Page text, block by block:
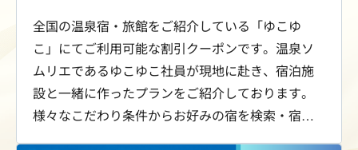
全国の温泉宿・旅館をご紹介している「ゆこゆ
こ」にてご利用可能な割引クーポンです。温泉ソ
ムリエであるゆこゆこ社員が現地に赴き、宿泊施
設と一緒に作ったプランをご紹介しております。
様々なこだわり条件からお好みの宿を検索・宿泊